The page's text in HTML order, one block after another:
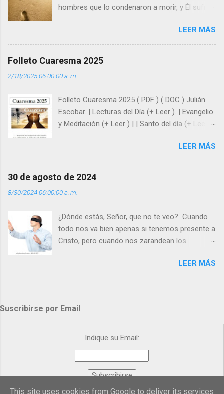
hombres que lo condenaron a morir, y Él sufrió
enseña Jesucristo? Que, si seguimos sus
huellas, sin ser superhombres, podemos
afrontar las adversidades con la fuerza y la luz
siempre está pendiente de nosotros. Amar es
y protegidos por nosotros. “ Señor, soy un
árbol sin frutos, pero tú me das la savia para
que al menos mis ramas y hojas den sombra
super hombre? - ¿Superas tu fragilidad con la
gracia de Dios? Julián Escobar. | Lecturas del
Día (+ Leer ). | Evangelio y Meditación (+ Leer ) |
LEER MÁS
Folleto Cuaresma 2025
2/18/2025 06:00:00 a. m.
Folleto Cuaresma 2025 ( PDF ) ( DOC ) Julián
Escobar. | Lecturas del Día (+ Leer ). | Evangelio
y Meditación (+ Leer ) | | Santo del día (+ Leer )
LEER MÁS
30 de agosto de 2024
8/30/2024 06:00:00 a. m.
¿Dónde estás, Señor, que no te veo? Cuando
todo nos va bien apenas si tenemos presente a
Cristo, pero cuando nos zarandean los
“¿Dónde estás, Señor, que no te veo, que me
tumba vacía, y yo estoy Resucitado. No me ves
porque lloras tus problemas y no gozas de la
vida. ¿Cómo puedes creer que Yo dejo a nadie
sólo con los dolores de la vida? Debes
resucitar conmigo. Renueva tus ojos para
poder verme, renueva tu fe para poder creer
LEER MÁS
Suscribirse por Email
Indique su Email:
This site uses cookies from Google to deliver its services